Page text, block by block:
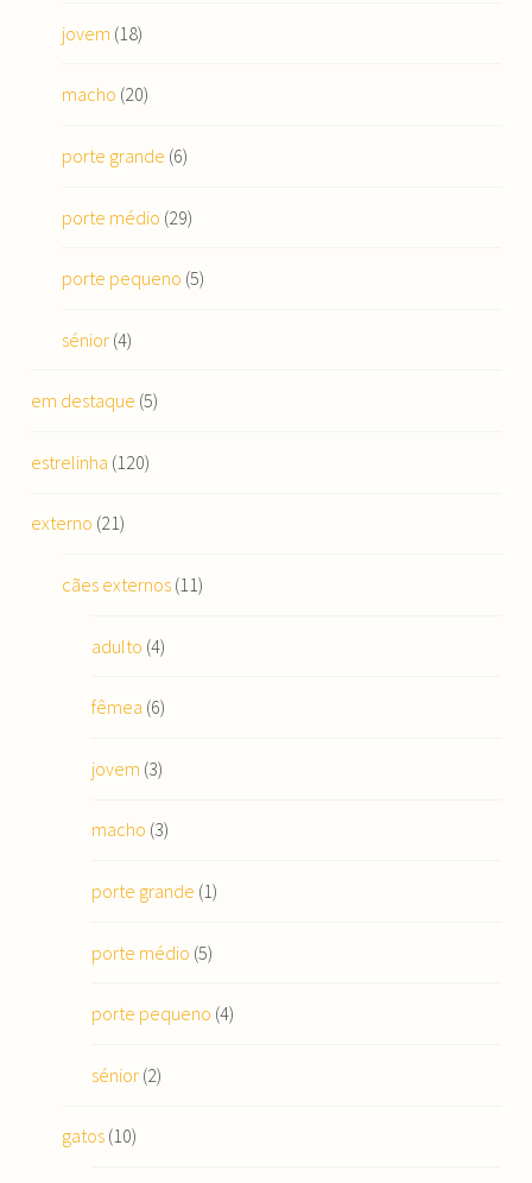
jovem (18)
macho (20)
porte grande (6)
porte médio (29)
porte pequeno (5)
sénior(4)
em destaque (5)
estrelinha (120)
externo (21)
cães externos(11)
adulto (4)
fêmea (6)
jovem (3)
macho (3)
porte grande (1)
porte médio (5)
porte pequeno (4)
sénior (2)
gatos(10)